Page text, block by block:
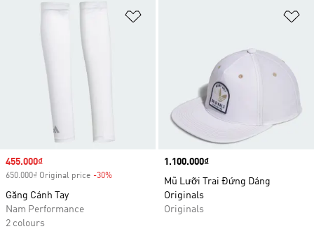
Sale price
455.000₫
650.000₫ Original price -30%
Găng Cánh Tay
Nam Performance
2 colours
Price
1.100.000₫
Mũ Lưỡi Trai Đứng Dáng
Originals
Originals